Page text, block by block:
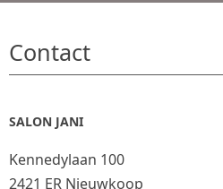
Contact
SALON JANI
Kennedylaan 100
2421 ER Nieuwkoop